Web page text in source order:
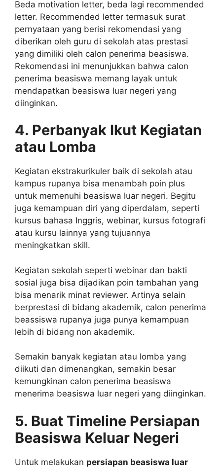
Beda motivation letter, beda lagi recommended
letter. Recommended letter termasuk surat
pernyataan yang berisi rekomendasi yang
diberikan oleh guru di sekolah atas prestasi
yang dimiliki oleh calon penerima beasiswa.
Rekomendasi ini menunjukkan bahwa calon
penerima beasiswa memang layak untuk
mendapatkan beasiswa luar negeri yang
diinginkan.
4. Perbanyak Ikut Kegiatan
atau Lomba
Kegiatan ekstrakurikuler baik di sekolah atau
kampus rupanya bisa menambah poin plus
untuk memenuhi beasiswa luar negeri. Begitu
juga kemampuan diri yang diperdalam, seperti
kursus bahasa Inggris, webinar, kursus fotografi
atau kursu lainnya yang tujuannya
meningkatkan skill.
Kegiatan sekolah seperti webinar dan bakti
sosial juga bisa dijadikan poin tambahan yang
bisa menarik minat reviewer. Artinya selain
berprestasi di bidang akademik, calon penerima
beassiswa rupanya juga punya kemampuan
lebih di bidang non akademik.
Semakin banyak kegiatan atau lomba yang
diikuti dan dimenangkan, semakin besar
kemungkinan calon penerima beasiswa
menerima beasiswa luar negeri yang diinginkan.
5. Buat Timeline Persiapan
Beasiswa Keluar Negeri
Untuk melakukan persiapan beasiswa luar